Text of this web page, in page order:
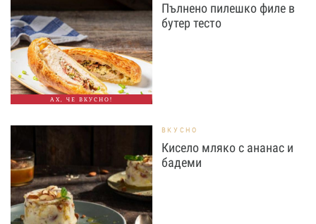
АХ, ЧЕ ВКУСНО!
Пълнено пилешко филе в
бутер тесто
ВКУСНО
Кисело мляко с ананас и
бадеми